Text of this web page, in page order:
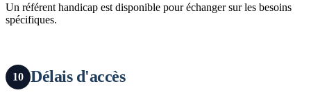
Un référent handicap est disponible pour échanger sur les besoins
spécifiques.
10 Délais d'accès